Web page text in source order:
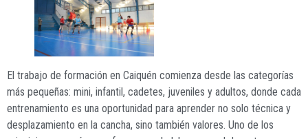
El trabajo de formación en Caiquén comienza desde las categorías
más pequeñas: mini, infantil, cadetes, juveniles y adultos, donde cada
entrenamiento es una oportunidad para aprender no solo técnica y
desplazamiento en la cancha, sino también valores. Uno de los